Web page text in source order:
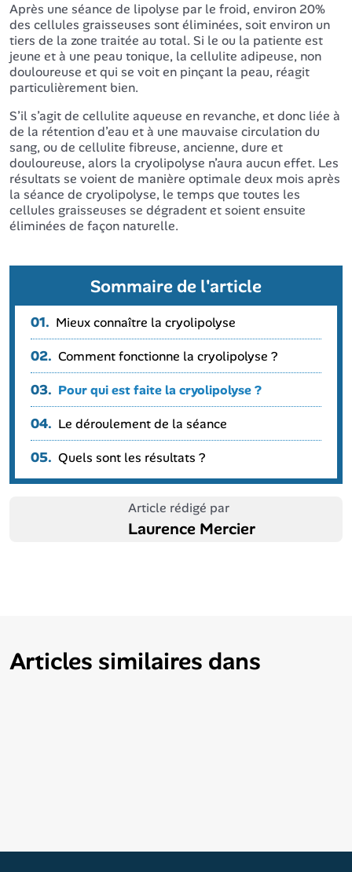
Après une séance de lipolyse par le froid, environ 20%
des cellules graisseuses sont éliminées, soit environ un
tiers de la zone traitée au total. Si le ou la patiente est
jeune et à une peau tonique, la cellulite adipeuse, non
douloureuse et qui se voit en pinçant la peau, réagit
particulièrement bien.
S’il s’agit de cellulite aqueuse en revanche, et donc liée à
de la rétention d’eau et à une mauvaise circulation du
sang, ou de cellulite fibreuse, ancienne, dure et
douloureuse, alors la cryolipolyse n’aura aucun effet. Les
résultats se voient de manière optimale deux mois après
la séance de cryolipolyse, le temps que toutes les
cellules graisseuses se dégradent et soient ensuite
éliminées de façon naturelle.
Sommaire de l'article
01. Mieux connaître la cryolipolyse
02. Comment fonctionne la cryolipolyse ?
03. Pour qui est faite la cryolipolyse ?
04. Le déroulement de la séance
05. Quels sont les résultats ?
Article rédigé par
Laurence Mercier
Articles similaires dans